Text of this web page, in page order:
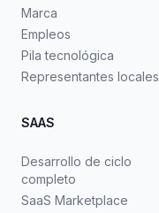
Marca
Empleos
Pila tecnológica
Representantes locales
SAAS
Desarrollo de ciclo
completo
SaaS Marketplace